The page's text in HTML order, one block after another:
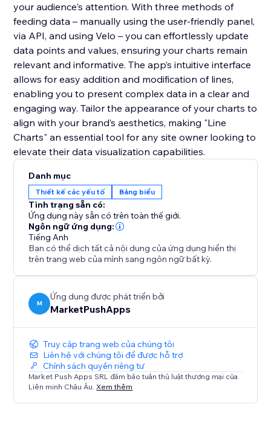
your audience's attention. With three methods of
feeding data – manually using the user-friendly panel,
via API, and using Velo – you can effortlessly update
data points and values, ensuring your charts remain
relevant and informative. The app’s intuitive interface
allows for easy addition and modification of lines,
enabling you to present complex data in a clear and
engaging way. Tailor the appearance of your charts to
align with your brand’s aesthetics, making "Line
Charts" an essential tool for any site owner looking to
elevate their data visualization capabilities.
Danh mục
Thiết kế các yếu tố Bảng biểu
Tình trạng sẵn có:
Ứng dụng này sẵn có trên toàn thế giới.
Ngôn ngữ ứng dụng:
Tiếng Anh
Bạn có thể dịch tất cả nội dung của ứng dụng hiển thị
trên trang web của mình sang ngôn ngữ bất kỳ.
M
Ứng dụng được phát triển bởi
MarketPushApps
Truy cập trang web của chúng tôi
Liên hệ với chúng tôi để được hỗ trợ
Chính sách quyền riêng tư
Market Push Apps SRL đảm bảo tuân thủ luật thương mại của
Liên minh Châu Âu. Xem thêm